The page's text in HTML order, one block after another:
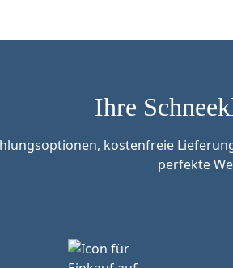
Ihre
kostenfreie
perfekte